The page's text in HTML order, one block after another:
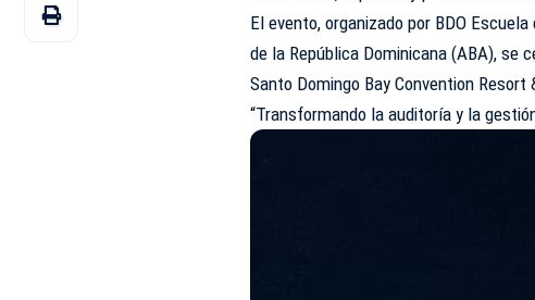
El evento, organizado por BDO
de la República Dominicana (ABA), se
Santo Domingo Bay Convention Resort
“Transformando la auditoría y la